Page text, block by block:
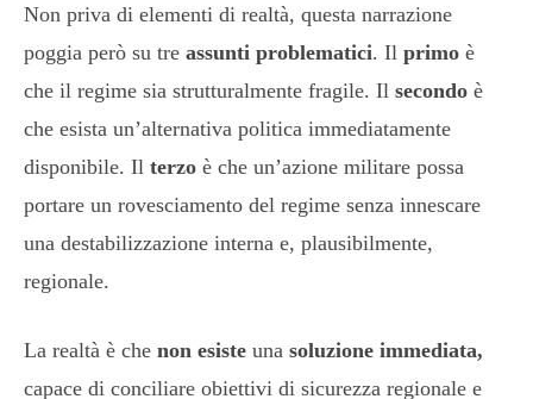
Non priva di elementi di realtà, questa narrazione
poggia però su tre assunti problematici. Il primo è
che il regime sia strutturalmente fragile. Il secondo è
che esista un’alternativa politica immediatamente
disponibile. Il terzo è che un’azione militare possa
portare un rovesciamento del regime senza innescare
una destabilizzazione interna e, plausibilmente,
regionale.
La realtà è che non esiste una soluzione immediata,
capace di conciliare obiettivi di sicurezza regionale e